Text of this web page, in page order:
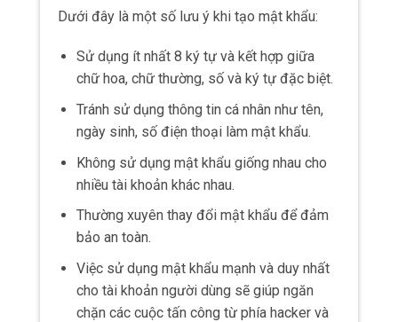
Dưới đây là một số lưu ý khi tạo mật khẩu:
Sử dụng ít nhất 8 ký tự và kết hợp giữa
chữ hoa, chữ thường, số và ký tự đặc biệt.
Tránh sử dụng thông tin cá nhân như tên,
ngày sinh, số điện thoại làm mật khẩu.
Không sử dụng mật khẩu giống nhau cho
nhiều tài khoản khác nhau.
Thường xuyên thay đổi mật khẩu để đảm
bảo an toàn.
Việc sử dụng mật khẩu mạnh và duy nhất
cho tài khoản người dùng sẽ giúp ngăn
chặn các cuộc tấn công từ phía hacker và